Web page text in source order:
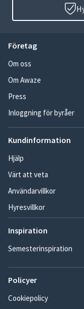
Företag
Om oss
Om Awaze
Press
Inloggning för byråer
Kundinformation
Hjälp
Värt att veta
Användarvillkor
Hyresvillkor
Inspiration
Semesterinspiration
Policyer
Cookiepolicy